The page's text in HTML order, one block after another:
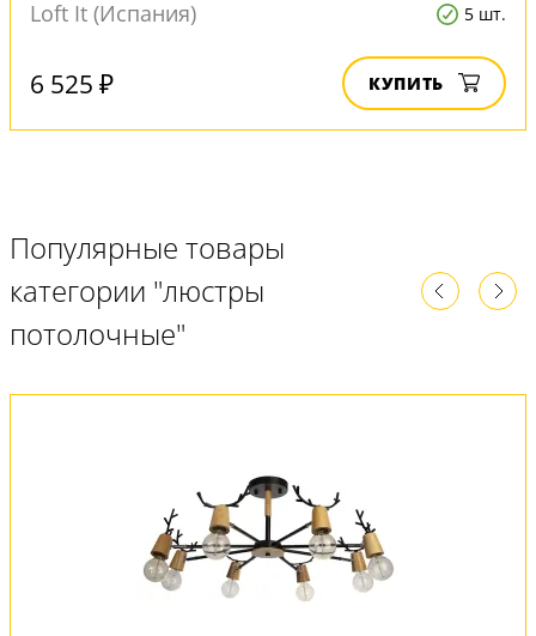
Loft It (Испания)
5 шт.
6 525 ₽ КУПИТЬ
Популярные товары
категории "люстры
потолочные"